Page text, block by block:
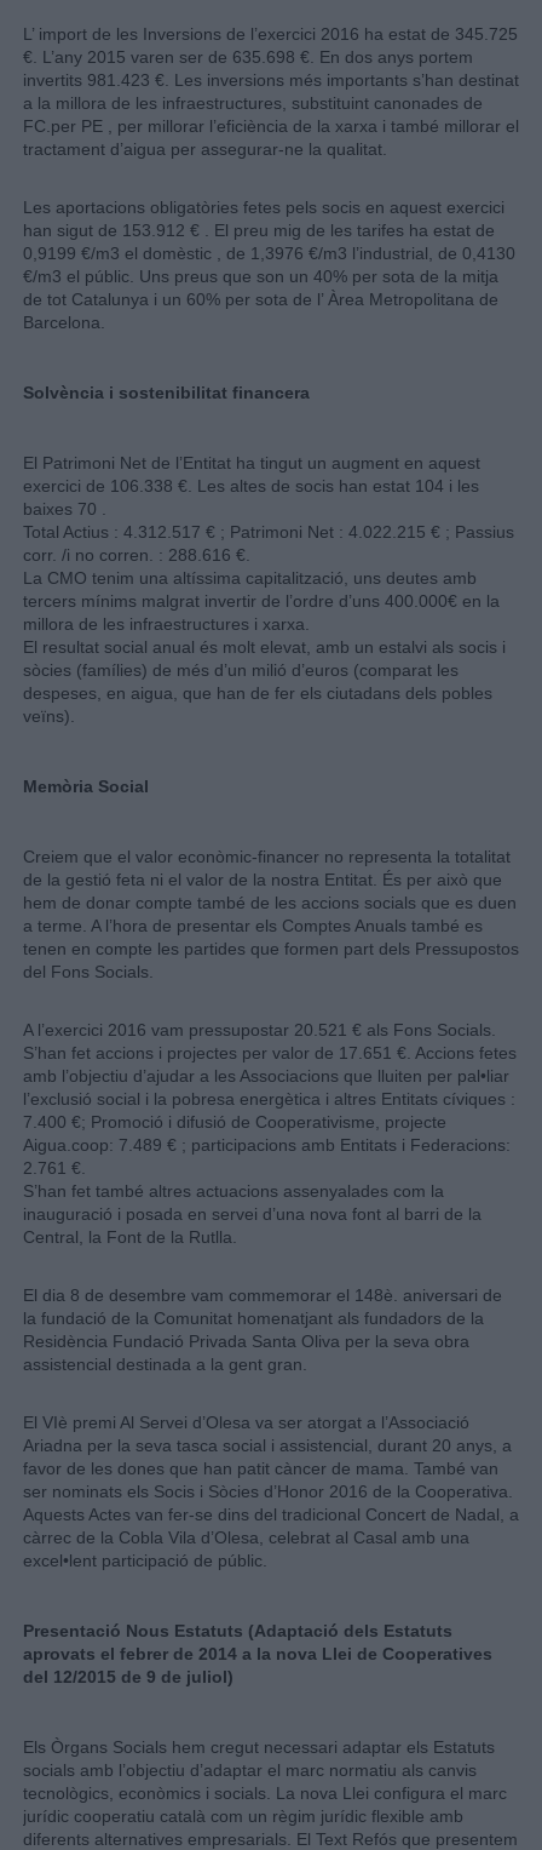
L’ import de les Inversions de l’exercici 2016 ha estat de 345.725
€. L’any 2015 varen ser de 635.698 €. En dos anys portem
invertits 981.423 €. Les inversions més importants s’han destinat
a la millora de les infraestructures, substituint canonades de
FC.per PE , per millorar l’eficiència de la xarxa i també millorar el
tractament d’aigua per assegurar-ne la qualitat.
Les aportacions obligatòries fetes pels socis en aquest exercici
han sigut de 153.912 € . El preu mig de les tarifes ha estat de
0,9199 €/m3 el domèstic , de 1,3976 €/m3 l’industrial, de 0,4130
€/m3 el públic. Uns preus que son un 40% per sota de la mitja
de tot Catalunya i un 60% per sota de l’ Àrea Metropolitana de
Barcelona.
Solvència i sostenibilitat financera
El Patrimoni Net de l’Entitat ha tingut un augment en aquest
exercici de 106.338 €. Les altes de socis han estat 104 i les
baixes 70 .
Total Actius : 4.312.517 € ; Patrimoni Net : 4.022.215 € ; Passius
corr. /i no corren. : 288.616 €.
La CMO tenim una altíssima capitalització, uns deutes amb
tercers mínims malgrat invertir de l’ordre d’uns 400.000€ en la
millora de les infraestructures i xarxa.
El resultat social anual és molt elevat, amb un estalvi als socis i
sòcies (famílies) de més d’un milió d’euros (comparat les
despeses, en aigua, que han de fer els ciutadans dels pobles
veïns).
Memòria Social
Creiem que el valor econòmic-financer no representa la totalitat
de la gestió feta ni el valor de la nostra Entitat. És per això que
hem de donar compte també de les accions socials que es duen
a terme. A l’hora de presentar els Comptes Anuals també es
tenen en compte les partides que formen part dels Pressupostos
del Fons Socials.
A l’exercici 2016 vam pressupostar 20.521 € als Fons Socials.
S’han fet accions i projectes per valor de 17.651 €. Accions fetes
amb l’objectiu d’ajudar a les Associacions que lluiten per pal•liar
l’exclusió social i la pobresa energètica i altres Entitats cíviques :
7.400 €; Promoció i difusió de Cooperativisme, projecte
Aigua.coop: 7.489 € ; participacions amb Entitats i Federacions:
2.761 €.
S’han fet també altres actuacions assenyalades com la
inauguració i posada en servei d’una nova font al barri de la
Central, la Font de la Rutlla.
El dia 8 de desembre vam commemorar el 148è. aniversari de
la fundació de la Comunitat homenatjant als fundadors de la
Residència Fundació Privada Santa Oliva per la seva obra
assistencial destinada a la gent gran.
El VIè premi Al Servei d’Olesa va ser atorgat a l’Associació
Ariadna per la seva tasca social i assistencial, durant 20 anys, a
favor de les dones que han patit càncer de mama. També van
ser nominats els Socis i Sòcies d’Honor 2016 de la Cooperativa.
Aquests Actes van fer-se dins del tradicional Concert de Nadal, a
càrrec de la Cobla Vila d’Olesa, celebrat al Casal amb una
excel•lent participació de públic.
Presentació Nous Estatuts (Adaptació dels Estatuts
aprovats el febrer de 2014 a la nova Llei de Cooperatives
del 12/2015 de 9 de juliol)
Els Òrgans Socials hem cregut necessari adaptar els Estatuts
socials amb l’objectiu d’adaptar el marc normatiu als canvis
tecnològics, econòmics i socials. La nova Llei configura el marc
jurídic cooperatiu català com un règim jurídic flexible amb
diferents alternatives empresarials. El Text Refós que presentem